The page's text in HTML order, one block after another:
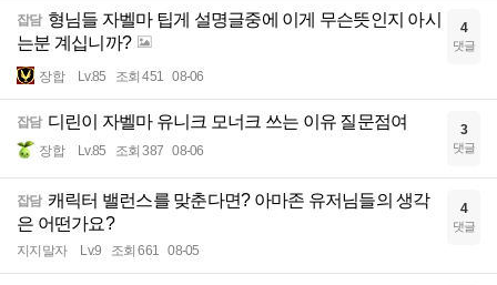
잡담 형님들 자벨마 팁게 설명글중에 이게 무슨뜻인지 아시
는분 계십니까?
장합 Lv.85 조회 451 08-06
4
댓글
잡담 디린이 자벨마 유니크 모너크 쓰는 이유 질문점여
장합 Lv.85 조회 387 08-06
3
댓글
잡담 캐릭터 밸런스를 맞춘다면? 아마존 유저님들의 생각
은 어떤가요?
지지말자 Lv.9 조회 661 08-05
4
댓글